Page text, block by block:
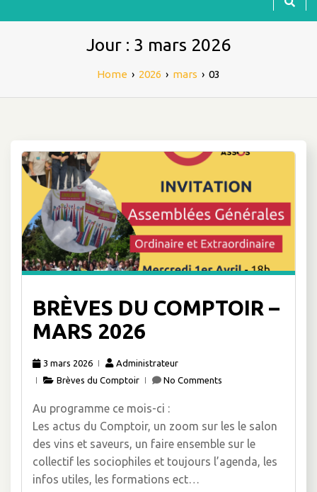
Jour : 3 mars 2026
Home › 2026 › mars › 03
BRÈVES DU COMPTOIR –
MARS 2026
3 mars 2026
Administrateur
Brèves du Comptoir
No Comments
Au programme ce mois-ci :
Les actus du Comptoir, un zoom sur les le salon
des vins et saveurs, un faire ensemble sur le
collectif les sociophiles et toujours l’agenda, les
infos utiles, les formations ect…